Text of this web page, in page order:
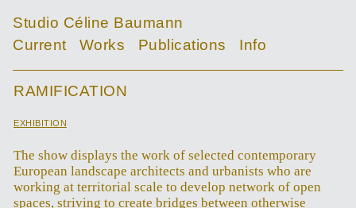
Studio Céline Baumann
Current
Works Publications Info
RAMIFICATION
EXHIBITION
The show displays the work of selected contemporary
European landscape architects and urbanists who are
working at territorial scale to develop network of open
spaces, striving to create bridges between otherwise